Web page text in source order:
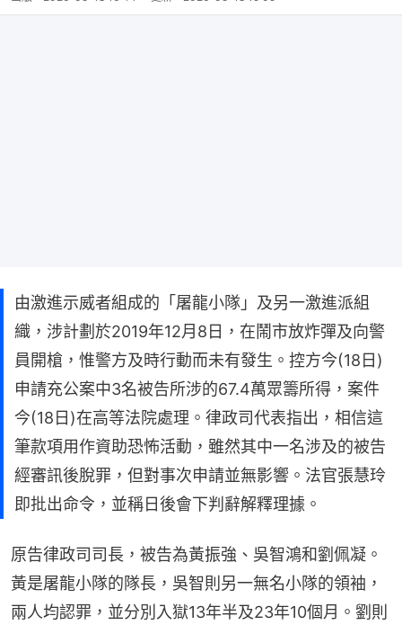
由激進示威者組成的「屠龍小隊」及另一激進派組
織，涉計劃於2019年12月8日，在鬧市放炸彈及向警
員開槍，惟警方及時行動而未有發生。控方今(18日)
申請充公案中3名被告所涉的67.4萬眾籌所得，案件
今(18日)在高等法院處理。律政司代表指出，相信這
筆款項用作資助恐怖活動，雖然其中一名涉及的被告
經審訊後脫罪，但對事次申請並無影響。法官張慧玲
即批出命令，並稱日後會下判辭解釋理據。
原告律政司司長，被告為黃振強、吳智鴻和劉佩凝。
黃是屠龍小隊的隊長，吳智則另一無名小隊的領袖，
兩人均認罪，並分別入獄13年半及23年10個月。劉則